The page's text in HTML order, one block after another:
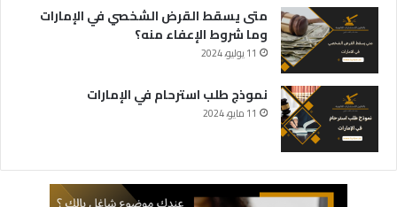
متى يسقط القرض الشخصي في الإمارات
وما شروط الإعفاء منه؟
11 يوليو، 2024
نموذج طلب استرحام في الإمارات
11 مايو، 2024